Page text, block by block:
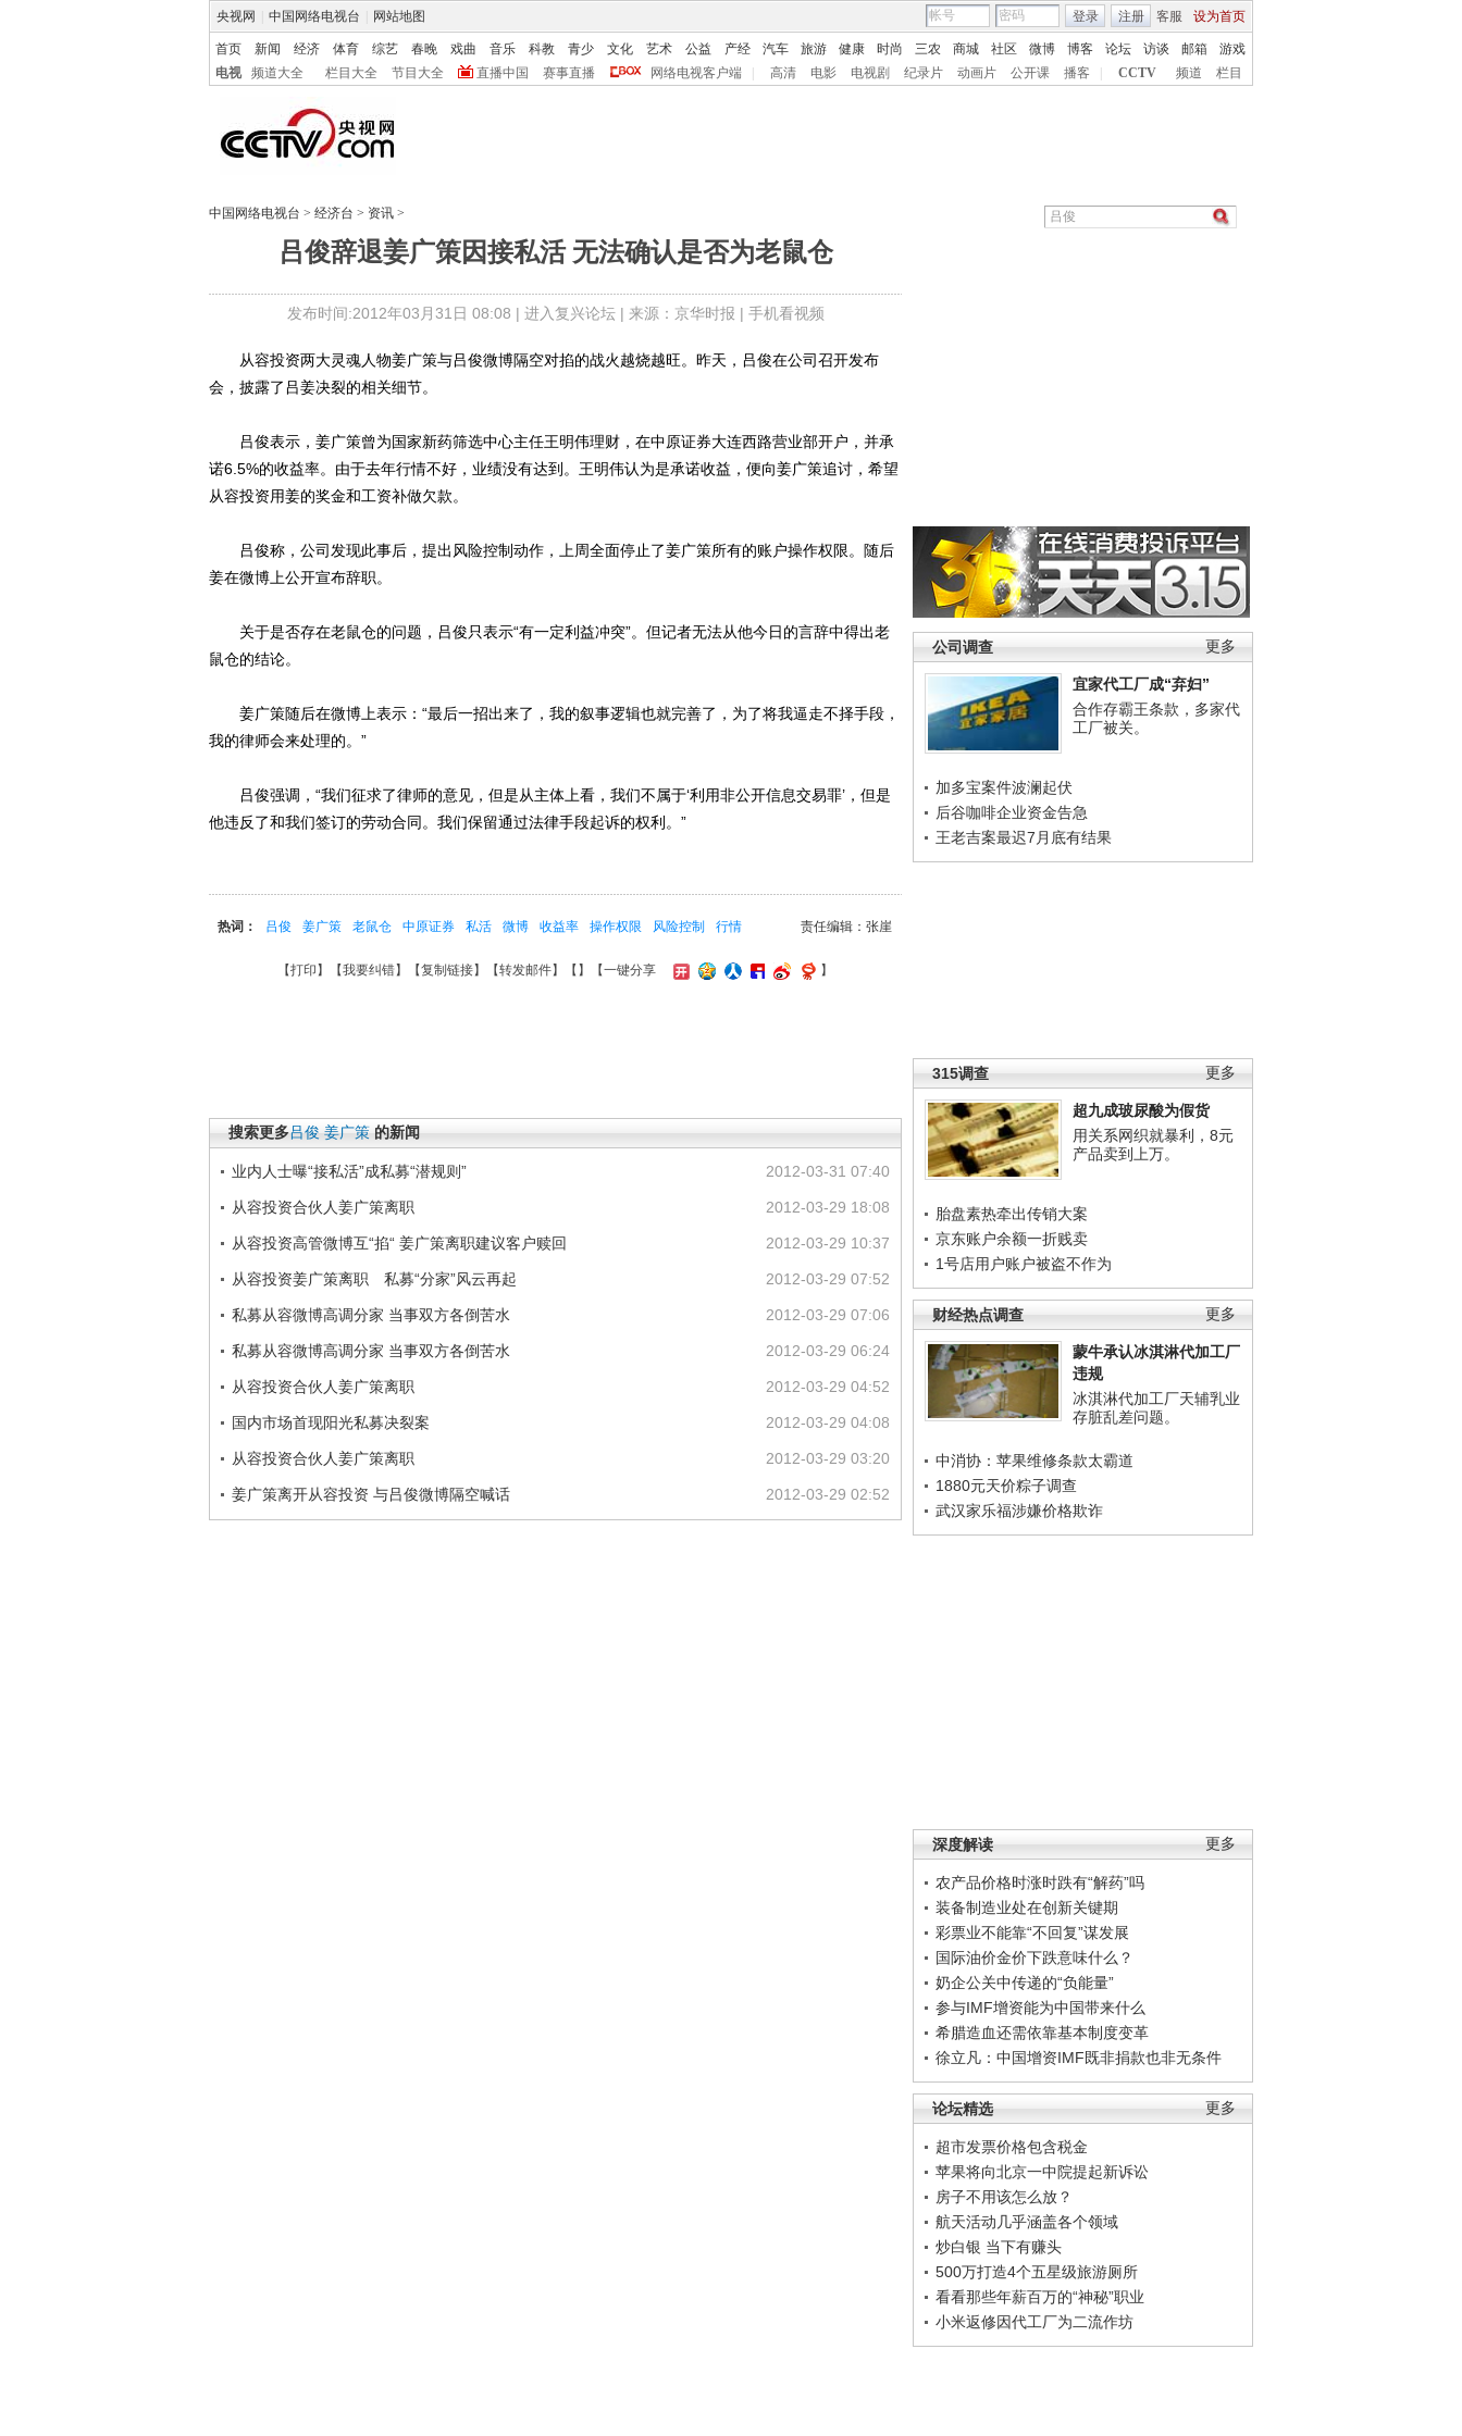
央视网 中国网络电视台 网站地图 客服 设为首页
登录 注册
首页 新闻 经济 体育 综艺 春晚 戏曲 音乐 科教 青少 文化 艺术 公益 产经 汽车 旅游 健康 时尚 三农 商城 社区 微博 博客 论坛 访谈 邮箱
游戏
电视
频道大全 栏目大全 节目大全 直播中国 赛事直播 网络电视客户端 高清 电影 电视剧 纪录片 动画片 公开课 播客 CCTV 频道 栏目
中国网络电视台 > 经济台 > 资讯 >
吕俊辞退姜广策因接私活 无法确认是否为老鼠仓
发布时间:2012年03月31日 08:08 | 进入复兴论坛| 来源：京华时报 | 手机看视频
更多
公司调查
宜家代工厂成“弃妇”
合作存霸王条款，多家代
工厂被关。
加多宝案件波澜起伏
后谷咖啡企业资金告急
王老吉案最迟7月底有结果
更多
315调查
超九成玻尿酸为假货
用关系网织就暴利，8元
产品卖到上万。
胎盘素热牵出传销大案
京东账户余额一折贱卖
1号店用户账户被盗不作为
更多
财经热点调查
蒙牛承认冰淇淋代加工厂
违规
冰淇淋代加工厂天辅乳业
存脏乱差问题。
中消协：苹果维修条款太霸道
1880元天价粽子调查
武汉家乐福涉嫌价格欺诈
更多
深度解读
农产品价格时涨时跌有“解药”吗
装备制造业处在创新关键期
彩票业不能靠“不回复”谋发展
国际油价金价下跌意味什么？
奶企公关中传递的“负能量”
参与IMF增资能为中国带来什么
希腊造血还需依靠基本制度变革
徐立凡：中国增资IMF既非捐款也非无条件
更多
论坛精选
超市发票价格包含税金
苹果将向北京一中院提起新诉讼
房子不用该怎么放？
航天活动几乎涵盖各个领域
炒白银 当下有赚头
500万打造4个五星级旅游厕所
看看那些年薪百万的“神秘”职业
小米返修因代工厂为二流作坊
从容投资两大灵魂人物姜广策与吕俊微博隔空对掐的战火越烧越旺。昨天，吕俊在公司召开发布
会，披露了吕姜决裂的相关细节。
吕俊表示，姜广策曾为国家新药筛选中心主任王明伟理财，在中原证券大连西路营业部开户，并承
诺6.5%的收益率。由于去年行情不好，业绩没有达到。王明伟认为是承诺收益，便向姜广策追讨，希望
从容投资用姜的奖金和工资补做欠款。
吕俊称，公司发现此事后，提出风险控制动作，上周全面停止了姜广策所有的账户操作权限。随后
姜在微博上公开宣布辞职。
关于是否存在老鼠仓的问题，吕俊只表示“有一定利益冲突”。但记者无法从他今日的言辞中得出老
鼠仓的结论。
姜广策随后在微博上表示：“最后一招出来了，我的叙事逻辑也就完善了，为了将我逼走不择手段，
我的律师会来处理的。”
吕俊强调，“我们征求了律师的意见，但是从主体上看，我们不属于‘利用非公开信息交易罪’，但是
他违反了和我们签订的劳动合同。我们保留通过法律手段起诉的权利。”
责任编辑：张崖
热词： 吕俊 姜广策 老鼠仓 中原证券 私活 微博 收益率 操作权限 风险控制 行情
【打印 】【我要纠错】【复制链接】【转发邮件】【 】 【一键分享 】
搜索更多吕俊 姜广策 的新闻
2012-03-31 07:40
业内人士曝“接私活”成私募“潜规则”
2012-03-29 18:08
从容投资合伙人姜广策离职
2012-03-29 10:37
从容投资高管微博互“掐“ 姜广策离职建议客户赎回
2012-03-29 07:52
从容投资姜广策离职 私募“分家”风云再起
2012-03-29 07:06
私募从容微博高调分家 当事双方各倒苦水
2012-03-29 06:24
私募从容微博高调分家 当事双方各倒苦水
2012-03-29 04:52
从容投资合伙人姜广策离职
2012-03-29 04:08
国内市场首现阳光私募决裂案
2012-03-29 03:20
从容投资合伙人姜广策离职
2012-03-29 02:52
姜广策离开从容投资 与吕俊微博隔空喊话